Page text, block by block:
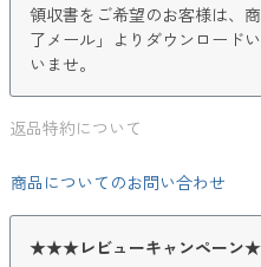
領収書をご希望のお客様は、
了メール」よりダウンロード
いませ。
返品特約について
商品についてのお問い合わせ
★★★レビューキャンペー